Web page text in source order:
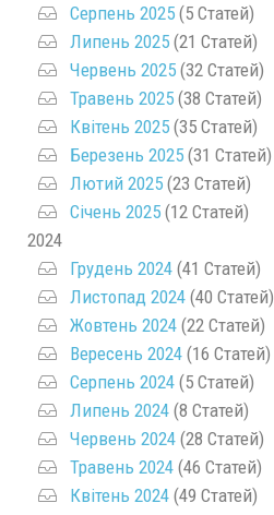
Серпень 2025 (5 Статей)
Липень 2025 (21 Статей)
Червень 2025 (32 Статей)
Травень 2025 (38 Статей)
Квітень 2025 (35 Статей)
Березень 2025 (31 Статей)
Лютий 2025 (23 Статей)
Січень 2025 (12 Статей)
2024
Грудень 2024 (41 Статей)
Листопад 2024 (40 Статей)
Жовтень 2024 (22 Статей)
Вересень 2024 (16 Статей)
Серпень 2024 (5 Статей)
Липень 2024 (8 Статей)
Червень 2024 (28 Статей)
Травень 2024 (46 Статей)
Квітень 2024 (49 Статей)